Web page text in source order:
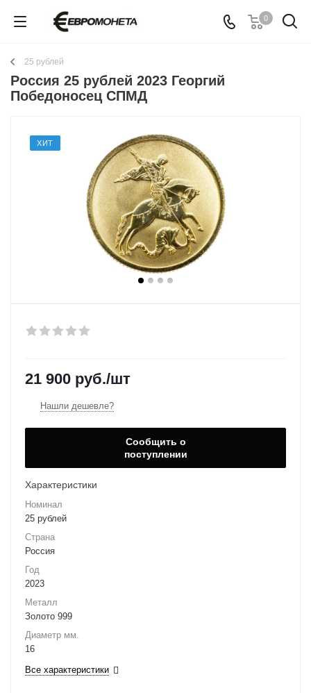
0
25 рублей
Россия 25 рублей 2023 Георгий
Победоносец СПМД
ХИТ
21 900 руб./шт
Нашли дешевле?
Сообщить о
поступлении
Характеристики
Номинал
25 рублей
Страна
Россия
Год
2023
Металл
Золото 999
Диаметр мм.
16
Все характеристики